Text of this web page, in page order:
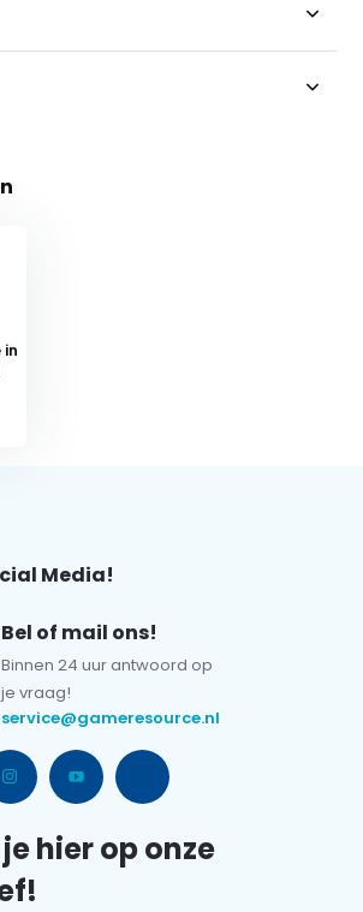
Media!
Bel of mail ons!
Binnen 24 uur antwoord op
je vraag!
service@gameresource.nl
hier op onze